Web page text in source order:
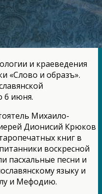
и краеведения
«Слово и образъ».
6 июня.
Михаило-
Дионисий Крюков
книг в
воскресной
пасхальные песни и
языку и
и Мефодию.